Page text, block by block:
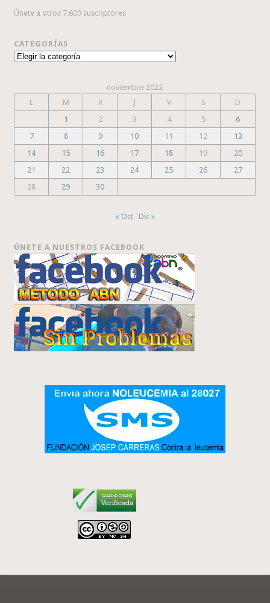
Únete a otros 7.609 suscriptores
CATEGORÍAS
Categorías
noviembre 2022
L
M X J V S
D
1
2 3 4 5
6
7
8 9 10 11 12
13
14
15 16 17 18 19
20
21
22 23 24 25 26
27
28
29 30
« Oct Dic »
ÚNETE A NUESTROS FACEBOOK